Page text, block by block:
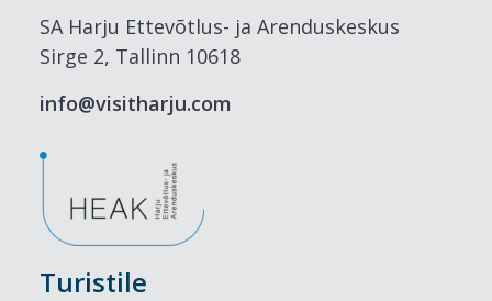
SA Harju Ettevõtlus- ja Arenduskeskus
Sirge 2, Tallinn 10618
info@visitharju.com
Turistile